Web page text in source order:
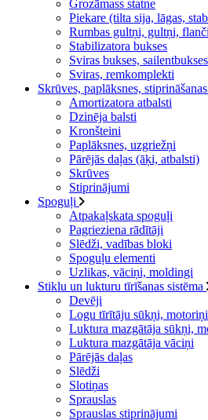
Grozāmass statne
Piekare (tilta sija, lāgas,
Rumbas gultņi, gultņi, flanči
Stabilizatora bukses
Sviras bukses, sailentbukses
Sviras, remkomplekti
Skrūves, paplāksnes,
Amortizatora atbalsti
Dzinēja balsti
Kronšteini
Paplāksnes, uzgriežņi
Pārējās daļas (āķi, atbalsti)
Skrūves
Stiprinājumi
Spoguļi
Atpakaļskata spoguļi
Pagrieziena rādītāji
Slēdži, vadības bloki
Spoguļu elementi
Uzlikas, vāciņi, moldingi
Stiklu un lukturu tīrīšanas sistēma
Devēji
Logu tīrītāju sūkņi, motoriņi
Luktura mazgātāja sūkņi,
Luktura mazgātāja vāciņi
Pārējās daļas
Slēdži
Slotiņas
Sprauslas
Sprauslas stiprinājumi